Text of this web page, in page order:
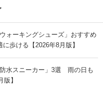
ォーキングシューズ」おすすめ
歩ける【2026年8月版】
水スニーカー」3選 雨の日も
】